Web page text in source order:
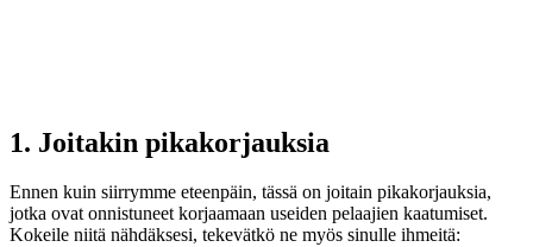
1. Joitakin pikakorjauksia
Ennen kuin siirrymme eteenpäin, tässä on joitain pikakorjauksia,
jotka ovat onnistuneet korjaamaan useiden pelaajien kaatumiset.
Kokeile niitä nähdäksesi, tekevätkö ne myös sinulle ihmeitä: